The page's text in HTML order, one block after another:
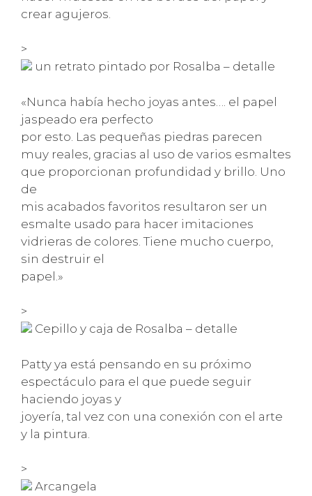
crear agujeros.
>
un retrato pintado por Rosalba – detalle
«Nunca había hecho joyas antes…. el papel
jaspeado era perfecto
por esto. Las pequeñas piedras parecen
muy reales, gracias al uso de varios esmaltes
que proporcionan profundidad y brillo. Uno
de
mis acabados favoritos resultaron ser un
esmalte usado para hacer imitaciones
vidrieras de colores. Tiene mucho cuerpo,
sin destruir el
papel.»
>
Cepillo y caja de Rosalba – detalle
Patty ya está pensando en su próximo
espectáculo para el que puede seguir
haciendo joyas y
joyería, tal vez con una conexión con el arte
y la pintura.
>
Arcangela